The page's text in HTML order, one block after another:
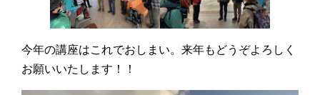
今年の講座はこれでおしまい。来年もどうぞよろしく
お願いいたします！！